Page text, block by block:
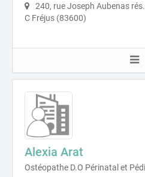
240, rue Joseph Aubenas
C Fréjus (83600)
Alexia Arat
Ostéopathe D.O Périnatal et